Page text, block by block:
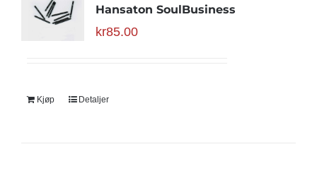
Hansaton SoulBusiness
kr85.00
Kjøp Detaljer